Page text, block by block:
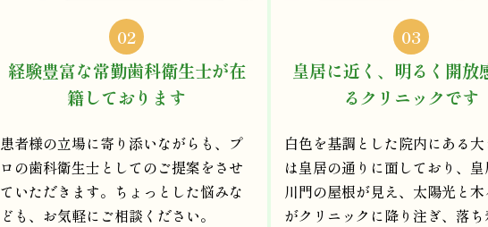
02
経験豊富な常勤歯科衛生士が在
籍しております
患者様の立場に寄り添いながらも、プ
ロの歯科衛生士としてのご提案をさせ
ていただきます。ちょっとした悩みな
ども、お気軽にご相談ください。
03
皇居に近く、明るく開放
るクリニックです
白色を基調とした院内にある
は皇居の通りに面しており、
川門の屋根が見え、太陽光と
がクリニックに降り注ぎ、落ち